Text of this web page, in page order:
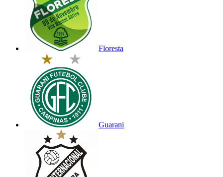
Floresta
Guarani